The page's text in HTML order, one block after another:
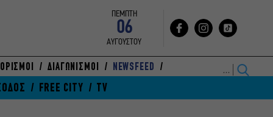
ΠΕΜΠΤΗ
06
ΑΥΓΟΥΣΤΟΥ
ΔΙΑΓΩΝΙΣΜΟΙ NEWSFEED
FREE CITY TV